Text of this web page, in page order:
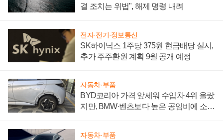
결 조치는 위법", 해제 명령 내려
전자·전기·정보통신
SK하이닉스 1주당 375원 현금배당 실시,
추가 주주환원 계획 9월 공개 예정
자동차·부품
BYD코리아 가격 앞세워 수입차 4위 올랐
지만, BMW·벤츠보다 높은 공임비에 소비
자동차·부품